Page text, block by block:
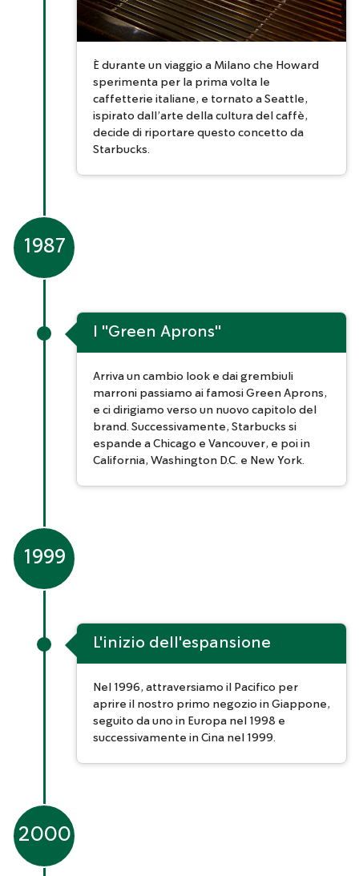
È durante un viaggio a Milano che Howard
sperimenta per la prima volta le
caffetterie italiane, e tornato a Seattle,
ispirato dall’arte della cultura del caffè,
decide di riportare questo concetto da
Starbucks.
1987
I "Green Aprons"
Arriva un cambio look e dai grembiuli
marroni passiamo ai famosi Green Aprons,
e ci dirigiamo verso un nuovo capitolo del
brand. Successivamente, Starbucks si
espande a Chicago e Vancouver, e poi in
California, Washington D.C. e New York.
1999
L'inizio dell'espansione
Nel 1996, attraversiamo il Pacifico per
aprire il nostro primo negozio in Giappone,
seguito da uno in Europa nel 1998 e
successivamente in Cina nel 1999.
2000